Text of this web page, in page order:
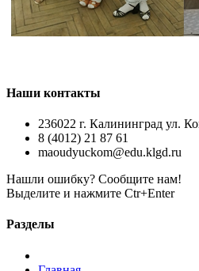
Наши контакты
236022 г. Калининград ул.
8 (4012) 21 87 61
maoudyuckom@edu.klgd.ru
Нашли ошибку? Сообщите нам!
Выделите и нажмите Ctr+Enter
Разделы